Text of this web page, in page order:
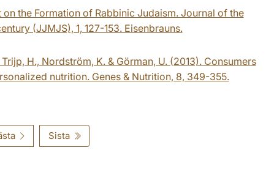
the Formation of Rabbinic Judaism. Journal of the
(JJMJS), 1, 127-153. Eisenbrauns.
H., Nordström, K. & Görman, U. (2013). Consumers
nutrition. Genes & Nutrition, 8, 349-355.
Sista